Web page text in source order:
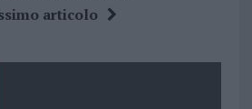
s
p
re
articolo